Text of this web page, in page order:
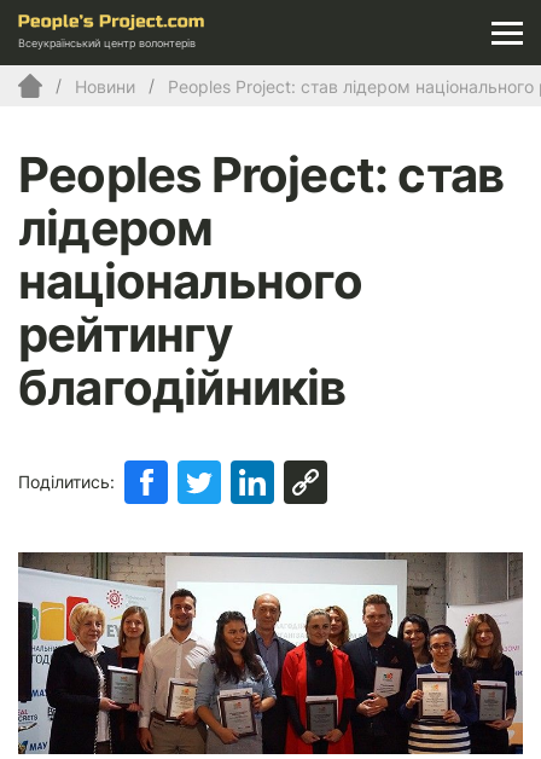
Всеукраїнський центр волонтерів
Новини Peoples Project: став лідером національного
Peoples Project: став
лідером
національного
рейтингу
благодійників
Поділитись: